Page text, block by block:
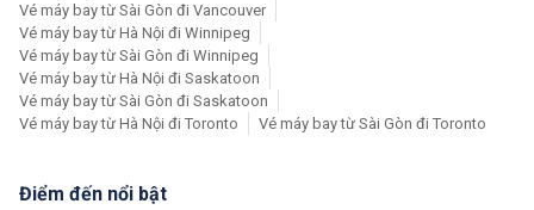
Vé máy bay từ Sài Gòn đi Vancouver
Vé máy bay từ Hà Nội đi Winnipeg
Vé máy bay từ Sài Gòn đi Winnipeg
Vé máy bay từ Hà Nội đi Saskatoon
Vé máy bay từ Sài Gòn đi Saskatoon
Vé máy bay từ Hà Nội đi Toronto
Vé máy bay từ Sài Gòn đi Toronto
Điểm đến nổi bật